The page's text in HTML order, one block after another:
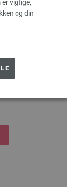
er vigtige,
og din
6,0/60cm
Str. 6,0/60cm